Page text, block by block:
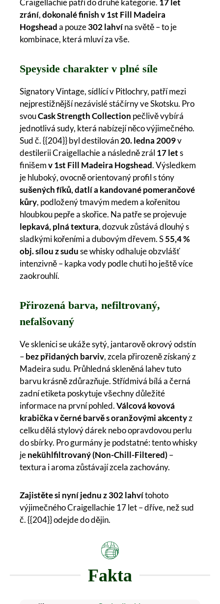
zrání,dokonalé finish v 1st Fill Madeira
Hogsheada pouze302 lahvína světě – to je
kombinace, která mluví za vše.
Speyside charakter v plné síle
Signatory Vintage, sídlící v Pitlochry, patří mezi
nejprestižnější nezávislé stáčírny ve Skotsku. Pro
svouCask Strength Collection pečlivě vybírá
jednotlivá sudy, která nabízejí něco výjimečného.
Sud č. {{204}} byl destilován20. ledna 2009v
destilerii Craigellachie a následně zrál 17 lets
finišemv 1st Fill Madeira Hogshead. Výsledkem
je hluboký, ovocně orientovaný profil s tóny
sušených fíků, datlí a kandované pomerančové
kůry, podložený tmavým medem a kořenitou
hloubkou pepře a skořice. Na patře se projevuje
lepkavá, plná textura, dozvuk zůstává dlouhý s
sladkými kořeními a dubovým dřevem. S55,4 %
obj. sílou z suduse whisky odhaluje obzvlášť
intenzivně – kapka vody podle chuti ho ještě více
zaokrouhlí.
Přirozená barva, nefiltrovaný,
nefalšovaný
Ve sklenici se ukáže sytý, jantarově okrový odstín
–bez přidaných barviv, zcela přirozeně získaný z
Madeira sudu. Průhledná skleněná lahev tuto
barvu krásně zdůrazňuje. Střídmivá bílá a černá
zadní etiketa poskytuje všechny důležité
informace na první pohled.Válcová kovová
krabička v černé barvě s oranžovými akcentyz
celku dělá stylový dárek nebo opravdovou perlu
do sbírky. Pro gurmány je podstatné: tento whisky
jenekühlfiltrovaný (Non-Chill-Filtered)–
textura i aroma zůstávají zcela zachovány.
Zajistěte si nyní jednu z 302 lahvítohoto
výjimečného Craigellachie 17 let – dříve, než sud
č. {{204}} odejde do dějin.
Fakta